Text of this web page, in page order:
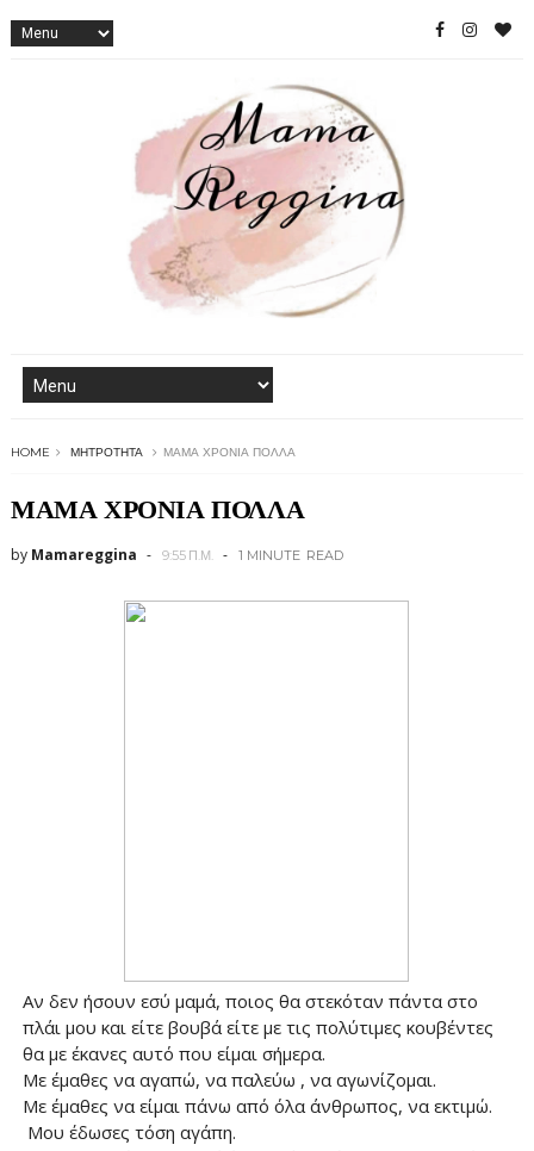
HOME ΜΗΤΡΌΤΗΤΑ ΜΑΜΑ ΧΡΟΝΙΑ ΠΟΛΛΑ
ΜΑΜΑ ΧΡΟΝΙΑ ΠΟΛΛΑ
by Mamareggina 9:55 Π.Μ. 1 MINUTE READ
Αν δεν ήσουν εσύ μαμά, ποιος θα στεκόταν πάντα στο
πλάι μου και είτε βουβά είτε με τις πολύτιμες κουβέντες
θα με έκανες αυτό που είμαι σήμερα.
Με έμαθες να αγαπώ, να παλεύω , να αγωνίζομαι.
Με έμαθες να είμαι πάνω από όλα άνθρωπος, να εκτιμώ.
Μου έδωσες τόση αγάπη.